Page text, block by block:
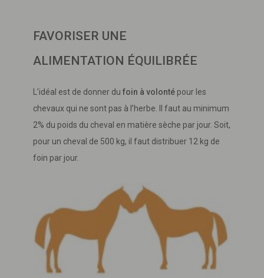
FAVORISER UNE
ALIMENTATION ÉQUILIBRÉE
L’idéal est de donner du foin à volonté pour les
chevaux qui ne sont pas à l’herbe. Il faut au minimum
2% du poids du cheval en matière sèche par jour. Soit,
pour un cheval de 500 kg, il faut distribuer 12 kg de
foin par jour.